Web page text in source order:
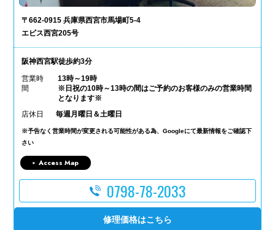
〒662-0915 兵庫県西宮市馬場町5-4
エビス西宮205号
阪神西宮駅徒歩約3分
営業時
間
13時～19時
※日祝の10時～13時の間はご予約のお客様のみの営業時間
となります※
店休日
毎週月曜日＆土曜日
※予告なく営業時間が変更される可能性がある為、Googleにて最新情報をご確認下
さい
Access Map
0798-78-2033
修理価格はこちら